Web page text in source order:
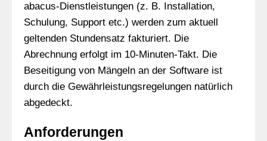
abacus-Dienstleistungen (z. B. Installation,
Schulung, Support etc.) werden zum aktuell
geltenden Stundensatz fakturiert. Die
Abrechnung erfolgt im 10-Minuten-Takt. Die
Beseitigung von Mängeln an der Software ist
durch die Gewährleistungsregelungen natürlich
abgedeckt.
Anforderungen